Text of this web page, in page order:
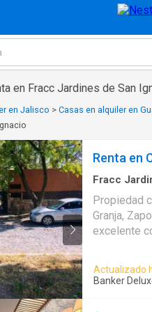
en Fracc Jardines de San
en Jalisco > Casas en alquiler en
Renta en
Fracc
·Terraza
Propiedad
Granja,
excelente
Actualizado
Banker